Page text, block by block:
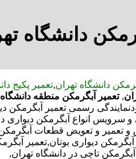
دانشگاه
دانشگاه تهران,تعمیر پکیج
, تعمیر آبگرمکن منطقه
رسمی تعمیر آبگرمکن
و سرویس انواع آبگرمکن
و تعمیر و تعویض قطعات
دیواری بوتان,تعمیر
تاچی در دانشگاه تهران,